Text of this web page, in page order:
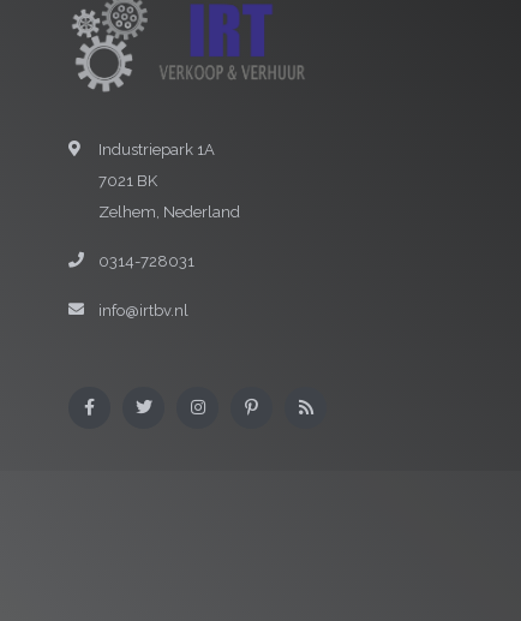
Industriepark 1A
7021 BK
Zelhem, Nederland
0314-728031
info@irtbv.nl